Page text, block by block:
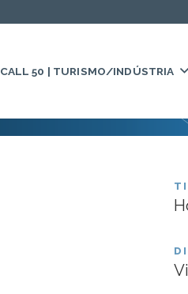
CALL 50 | TURISMO/INDÚSTRIA